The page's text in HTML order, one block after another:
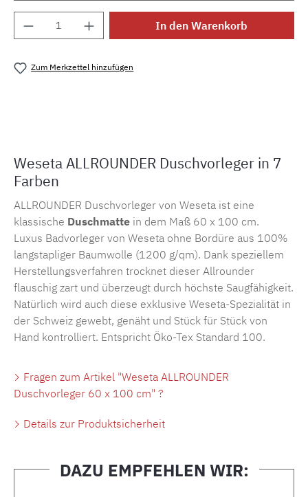
Produkt Anzahl: Gib den gewünschten
In den Warenkorb
Zum Merkzettel hinzufügen
Weseta ALLROUNDER Duschvorleger in 7
Farben
ALLROUNDER Duschvorleger von Weseta ist eine
klassische Duschmatte in dem Maß 60 x 100 cm.
Luxus Badvorleger von Weseta ohne Bordüre aus 100%
langstapliger Baumwolle (1200 g/qm). Dank speziellem
Herstellungsverfahren trocknet dieser Allrounder
flauschig zart und überzeugt durch höchste Saugfähigkeit.
Natürlich wird auch diese exklusive Weseta-Spezialität in
der Schweiz gewebt, genäht und Stück für Stück von
Hand kontrolliert. Entspricht Öko-Tex Standard 100.
Fragen zum Artikel "Weseta ALLROUNDER
Duschvorleger 60 x 100 cm" ?
Details zur Produktsicherheit
DAZU EMPFEHLEN WIR: